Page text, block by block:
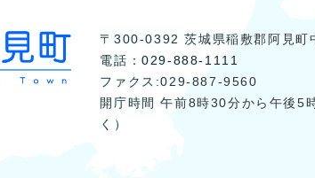
〒300-0392 茨城県稲敷郡阿見町
電話：029-888-1111
ファクス:029-887-9560
開庁時間 午前8時30分から午後5
く）